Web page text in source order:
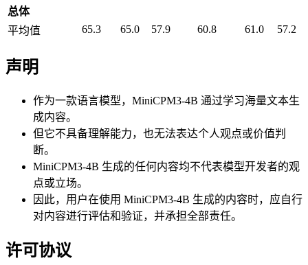
总体
平均值
65.3 65.0 57.9 60.8 61.0 57.2
声明
作为一款语言模型，MiniCPM3-4B 通过学习海量文本生
成内容。
但它不具备理解能力，也无法表达个人观点或价值判
断。
MiniCPM3-4B 生成的任何内容均不代表模型开发者的观
点或立场。
因此，用户在使用 MiniCPM3-4B 生成的内容时，应自行
对内容进行评估和验证，并承担全部责任。
许可协议